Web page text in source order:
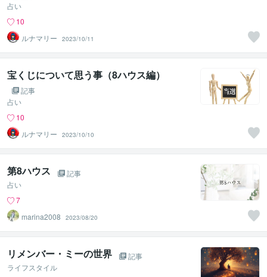
占い
10
ルナマリー
2023/10/11
宝くじについて思う事（8ハウス編）
記事
占い
10
ルナマリー
2023/10/10
第8ハウス
記事
占い
7
marina2008
2023/08/20
リメンバー・ミーの世界
記事
ライフスタイル